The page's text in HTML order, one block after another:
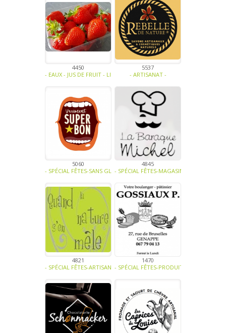
4450
- EAUX - JUS DE FRUIT - LIMONADE - SIROP-FRUITS-CONFITURE -
5537
- ARTISANAT -
5060
- SPÉCIAL FÊTES-SANS GLUTEN, SANS LACTOSE, SANS SUCRE, SANS
4845
- SPÉCIAL FÊTES-MAGASINS ET HORECA-
4821
- SPÉCIAL FÊTES-ARTISANAT-ART -
1470
- SPÉCIAL FÊTES-PRODUIT LAITIER-